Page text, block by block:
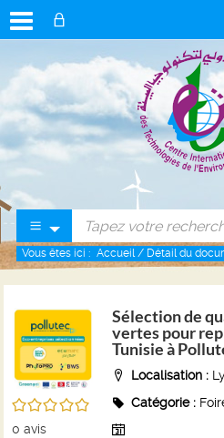
Vous êtes ici : Accueil / Détail du
/5
0 avis
Sélection de
vertes pour
Tunisie à
Localisation :
Catégorie :